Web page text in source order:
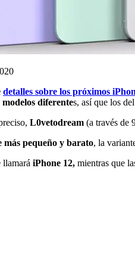
detalles sobre los próximos
diferentes, así que los
L0vetodream (a través de
más pequeño y barato, la
llamará iPhone 12, mientras que